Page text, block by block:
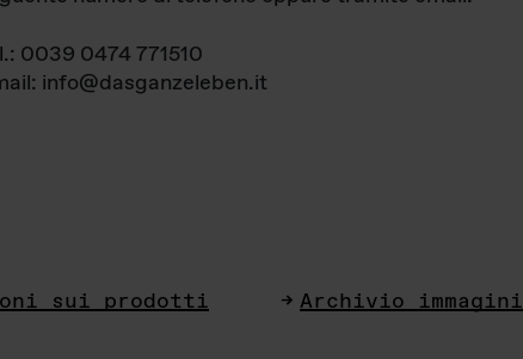
0039 0474 771510
info@dasganzeleben.it
sui prodotti Archivio immagini